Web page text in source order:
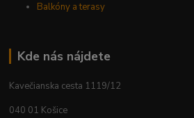
Balkóny a terasy
Kde nás nájdete
Kavečianska cesta 1119/12
040 01 Košice